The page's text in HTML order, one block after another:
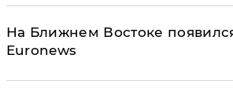
На Ближнем Востоке
Euronews